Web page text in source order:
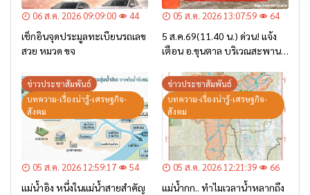
06 ส.ค. 2026 09:09:00 44
เช็กอินจุดประมูลทะเบียนรถเลข
สวย หมวด ขจ
05 ส.ค. 2026 13:07:59 64
5 ส.ค.69(11.40 น.) ด่วน! แจ้ง
เตือน อ.ขุนตาล บริเวณสะพาน
– เตรียมการอพยพ”
ข่าวประชาสัมพันธ์
บทความ-เรื่องน่ารู้-เศรษฐกิจ-
สังคม
05 ส.ค. 2026 12:59:17 54
แม่น้ำอิง หนึ่งในแม่น้ำสายสำคัญ
ข่าวประชาสัมพันธ์
บทความ-เรื่องน่ารู้-เศรษฐกิจ-
สังคม
05 ส.ค. 2026 12:21:39 66
แม่น้ำกก.. ทำไมเวลาน้ำหลากถึง